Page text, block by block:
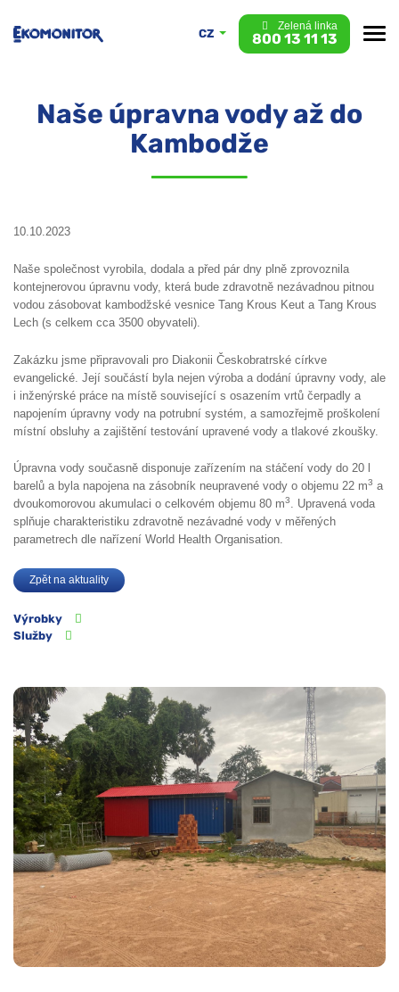
CZ
Zelená linka
800 13 11 13
Naše úpravna vody až do
Kambodže
10.10.2023
Naše společnost vyrobila, dodala a před pár dny plně zprovoznila
kontejnerovou úpravnu vody, která bude zdravotně nezávadnou pitnou
vodou zásobovat kambodžské vesnice Tang Krous Keut a Tang Krous
Lech (s celkem cca 3500 obyvateli).
Zakázku jsme připravovali pro Diakonii Českobratrské církve
evangelické. Její součástí byla nejen výroba a dodání úpravny vody, ale
i inženýrské práce na místě související s osazením vrtů čerpadly a
napojením úpravny vody na potrubní systém, a samozřejmě proškolení
místní obsluhy a zajištění testování upravené vody a tlakové zkoušky.
Úpravna vody současně disponuje zařízením na stáčení vody do 20 l
barelů a byla napojena na zásobník neupravené vody o objemu 22 m3 a
dvoukomorovou akumulaci o celkovém objemu 80 m3. Upravená voda
splňuje charakteristiku zdravotně nezávadné vody v měřených
parametrech dle nařízení World Health Organisation.
Zpět na aktuality
Výrobky
Služby